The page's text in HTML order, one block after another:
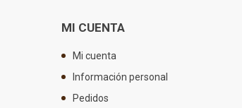
MI CUENTA
Mi cuenta
Información personal
Pedidos